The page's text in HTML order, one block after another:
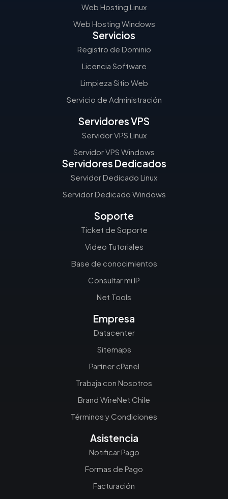
Web Hosting Linux
Web Hosting Windows
Servicios
Registro de Dominio
Licencia Software
Limpieza Sitio Web
Servicio de Administración
Servidores VPS
Servidor VPS Linux
Servidor VPS Windows
Servidores Dedicados
Servidor Dedicado Linux
Servidor Dedicado Windows
Soporte
Ticket de Soporte
Video Tutoriales
Base de conocimientos
Consultar mi IP
Net Tools
Empresa
Datacenter
Sitemaps
Partner cPanel
Trabaja con Nosotros
Brand WireNet Chile
Términos y Condiciones
Asistencia
Notificar Pago
Formas de Pago
Facturación